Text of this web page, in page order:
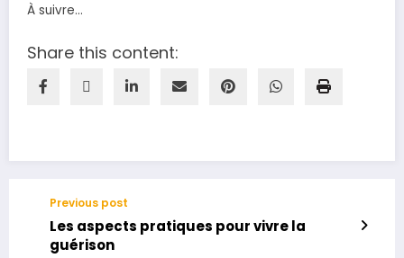
À suivre…
Share this content:
Previous post
Les aspects pratiques pour vivre la
guérison